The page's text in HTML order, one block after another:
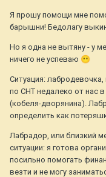
Я прошу помощи мне
барышни! Бедолагу
Но я одна не вытяну - у
ничего не успеваю 😶
Ситуация:
по СНТ недалеко от нас
(кобеля-дворянина).
определить как
Лабрадор, или близкий
ситуации: я готова
посильно помогать
везти и не могу